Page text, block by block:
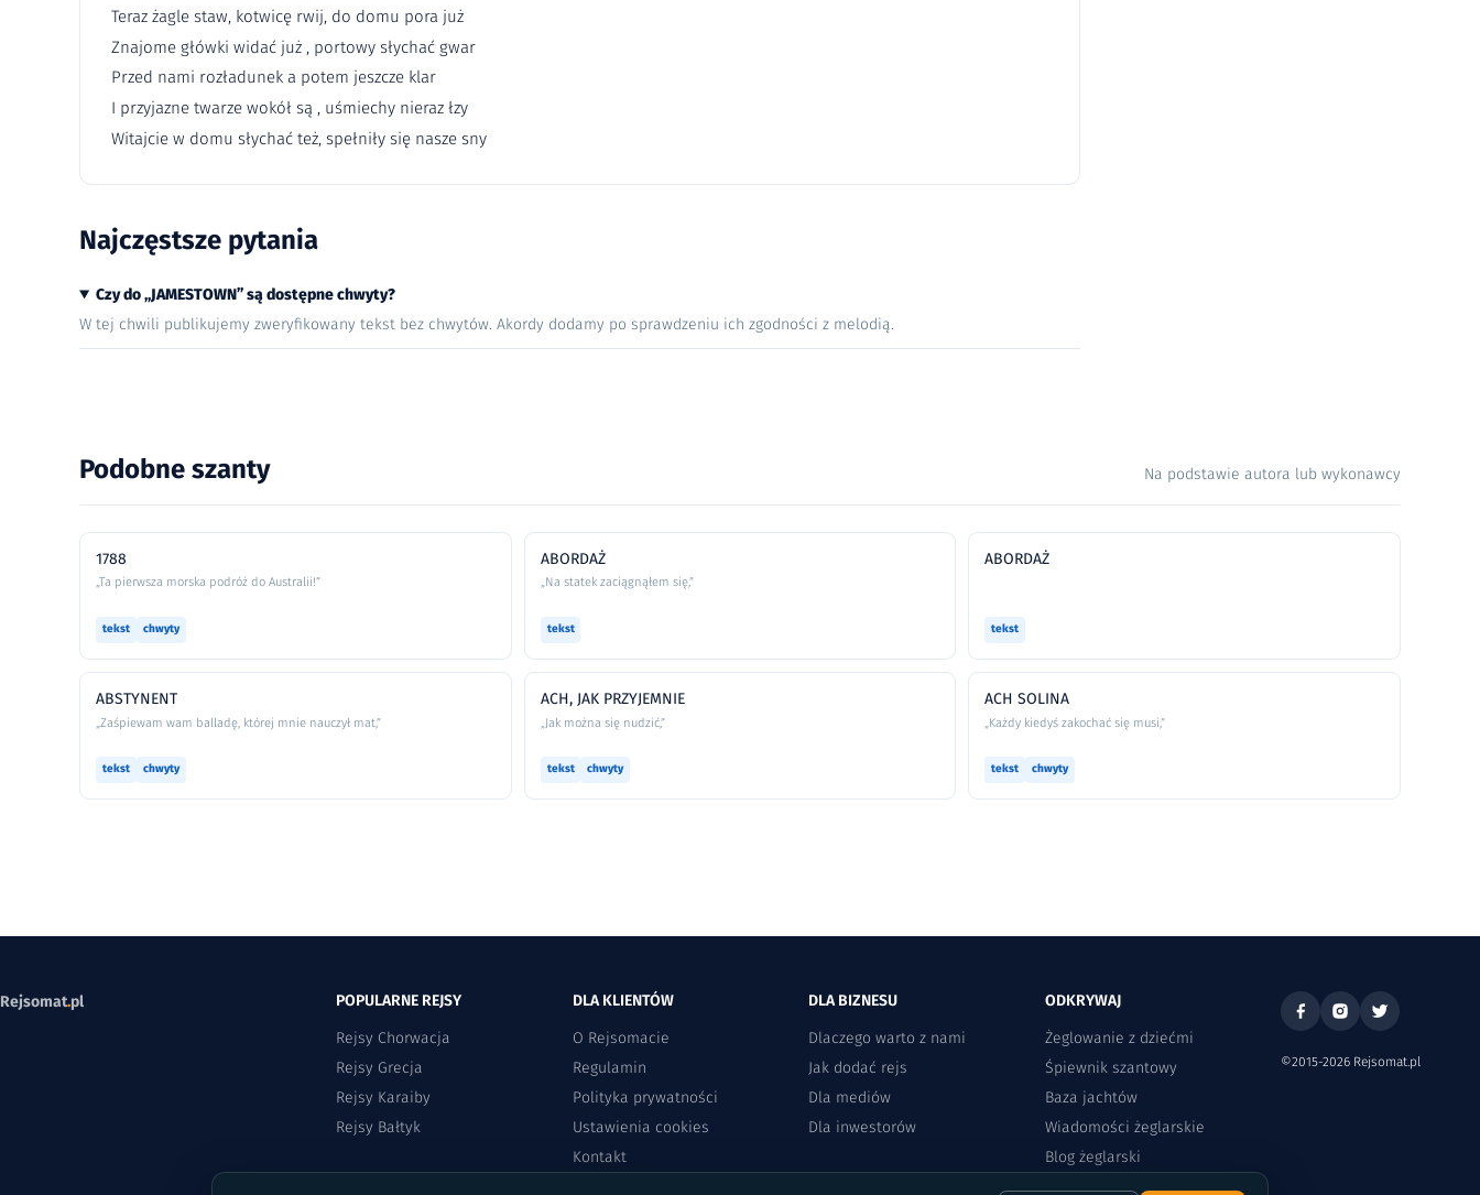
Teraz żagle staw, kotwicę rwij, do domu pora już
Znajome główki widać już , portowy słychać gwar
Przed nami rozładunek a potem jeszcze klar
I przyjazne twarze wokół są , uśmiechy nieraz łzy
Witajcie w domu słychać też, spełniły się nasze sny
Najczęstsze pytania
Czy do „JAMESTOWN” są dostępne chwyty?
W tej chwili publikujemy zweryfikowany tekst bez chwytów. Akordy dodamy po sprawdzeniu ich zgodności z melodią.
Podobne szanty Na podstawie autora lub wykonawcy
1788
„Ta pierwsza morska podróż do Australii!”
tekst chwyty
ABORDAŻ
„Na statek zaciągnąłem się,”
tekst
ABORDAŻ
tekst
ABSTYNENT
„Zaśpiewam wam balladę, której mnie nauczył mat,”
tekst chwyty
ACH, JAK PRZYJEMNIE
„Jak można się nudzić,”
tekst chwyty
ACH SOLINA
„Każdy kiedyś zakochać się musi,”
tekst chwyty
Rejsomat.pl
POPULARNE REJSY
Rejsy Chorwacja
Rejsy Grecja
Rejsy Karaiby
Rejsy Bałtyk
DLA KLIENTÓW
O Rejsomacie
Regulamin
Polityka prywatności
Ustawienia cookies
Kontakt
DLA BIZNESU
Dlaczego warto z nami
Jak dodać rejs
Dla mediów
Dla inwestorów
ODKRYWAJ
Żeglowanie z dziećmi
Śpiewnik szantowy
Baza jachtów
Wiadomości żeglarskie
Blog żeglarski
©2015-2026 Rejsomat.pl